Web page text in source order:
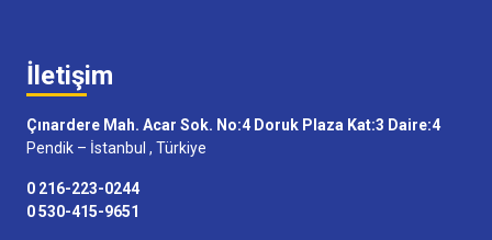
İletişim
Çınardere Mah. Acar Sok. No:4 Doruk Plaza Kat:3 Daire:4
Pendik – İstanbul , Türkiye
0 216-223-0244
0 530-415-9651